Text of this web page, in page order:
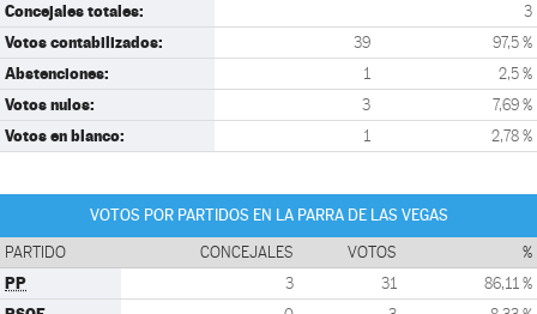
Concejales totales: 3
Votos contabilizados: 39 97,5 %
Abstenciones: 1 2,5 %
Votos nulos: 3 7,69 %
Votos en blanco: 1 2,78 %
VOTOS POR PARTIDOS EN LA PARRA DE LAS VEGAS
PARTIDO CONCEJALES VOTOS %
PP 3 31 86,11 %